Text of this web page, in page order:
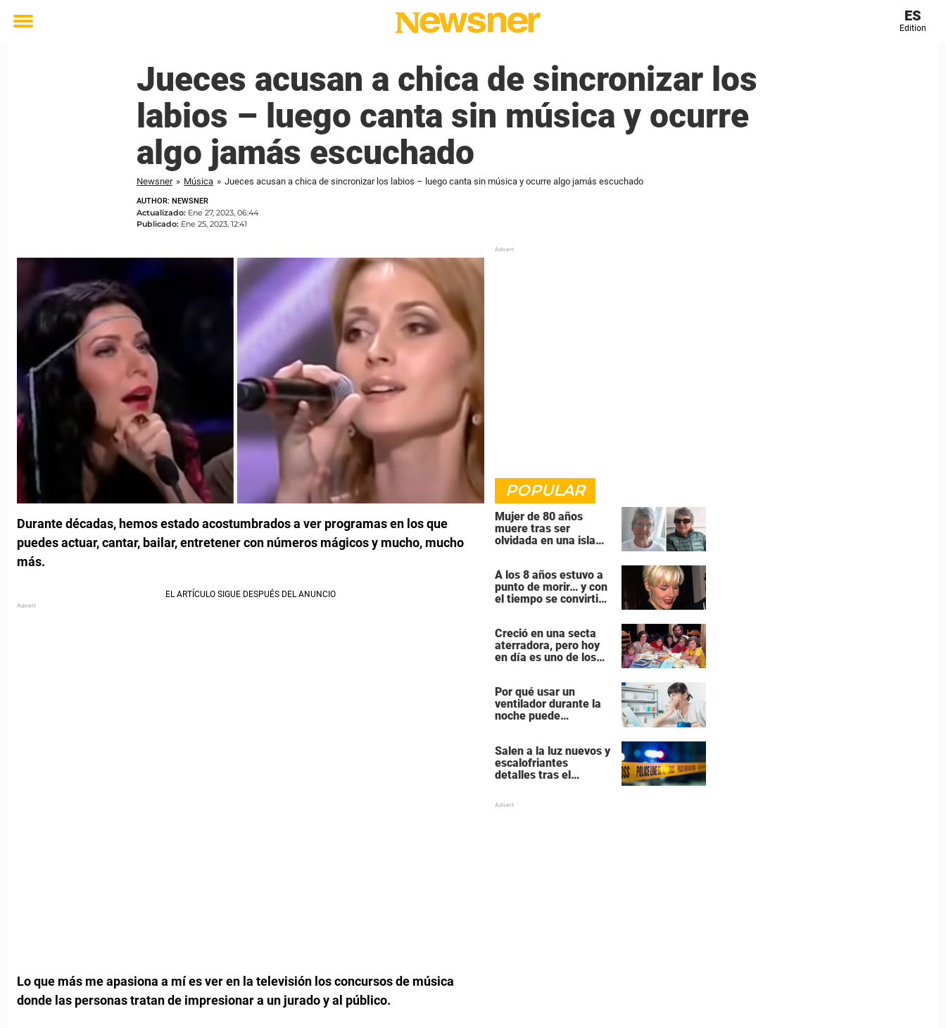
Toggle
ES
Edition
Jueces acusan a chica de sincronizar los
labios – luego canta sin música y ocurre
algo jamás escuchado
Newsner » Música » Jueces acusan a chica de sincronizar los labios – luego canta sin música y ocurre algo jamás escuchado
AUTHOR: NEWSNER
Actualizado: Ene 27, 2023, 06:44
Publicado: Ene 25, 2023, 12:41
Durante décadas, hemos estado acostumbrados a ver programas en los que
puedes actuar, cantar, bailar, entretener con números mágicos y mucho, mucho
más.
Lo que más me apasiona a mí es ver en la televisión los concursos de música
donde las personas tratan de impresionar a un jurado y al público.
POPULAR
Mujer de 80 años
muere tras ser
olvidada en una isla
A los 8 años estuvo a
punto de morir… y con
el tiempo se convirtió
Hollywood
Creció en una secta
aterradora, pero hoy
en día es uno de los
Hollywood
Por qué usar un
ventilador durante la
noche puede
Salen a la luz nuevos y
escalofriantes
detalles tras el
de siete miembros